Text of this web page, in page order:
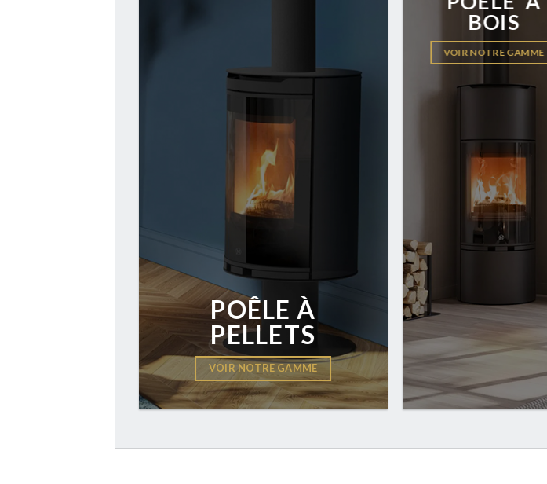
POÊLE À
PELLETS
VOIR NOTRE GAMME
BOIS
VOIR NOTRE GAMME